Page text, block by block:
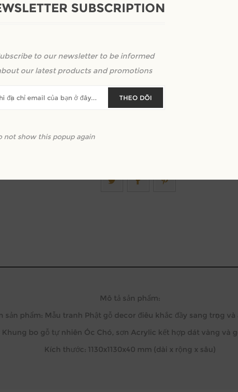
Mẫu tranh gỗ Decor được điêu khắc
Phật tạo nên một cảm giác trang
Kêu gọi định giá
Mô tả sản phẩm:
sản phẩm: Mẫu tranh Phật gỗ decor điêu khắc đầy sang trọng
Khung bo gỗ tự nhiên Óc Chó, sơn Acrylic kết hợp dát vàng và
Kích thước: 1130x1130x40 mm (dài x rộng x sâu)
SUBSCRIPTION
to our newsletter to be informed
our latest products and promotions
THEO DÕI
not show this popup again